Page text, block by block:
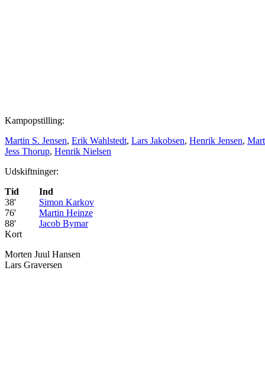
Kampopstilling:
Martin S. Jensen, Erik Wahlstedt, Lars Jakobsen, Henrik Jensen,
Jess Thorup, Henrik Nielsen
Udskiftninger:
Tid
Ind
38'
Simon Karkov
76'
Martin Heinze
88'
Jacob Bymar
Kort
Morten Juul Hansen
Lars Graversen